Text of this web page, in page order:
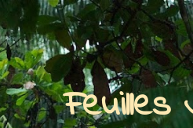
Accéder au
Feuilles